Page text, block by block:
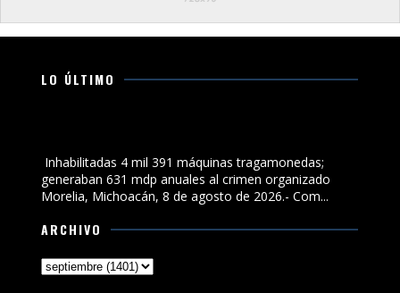
LO ÚLTIMO
Inhabilitadas 4 mil 391 máquinas tragamonedas;
generaban 631 mdp anuales al crimen organizado
Morelia, Michoacán, 8 de agosto de 2026.- Com...
ARCHIVO